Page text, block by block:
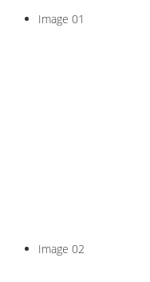
Image 01
Image 02